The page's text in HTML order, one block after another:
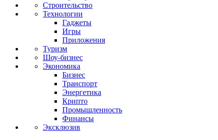
Строительство
Технологии
Гаджеты
Игры
Приложения
Туризм
Шоу-бизнес
Экономика
Бизнес
Транспорт
Энергетика
Крипто
Промышленность
Финансы
Эксклюзив